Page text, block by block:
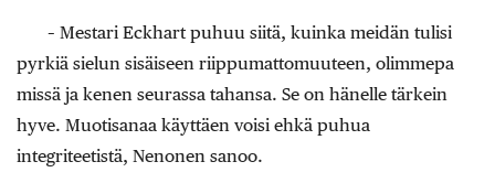
– Mestari Eckhart puhuu siitä, kuinka meidän tulisi
pyrkiä sielun sisäiseen riippumattomuuteen, olimmepa
missä ja kenen seurassa tahansa. Se on hänelle tärkein
hyve. Muotisanaa käyttäen voisi ehkä puhua
integriteetistä, Nenonen sanoo.